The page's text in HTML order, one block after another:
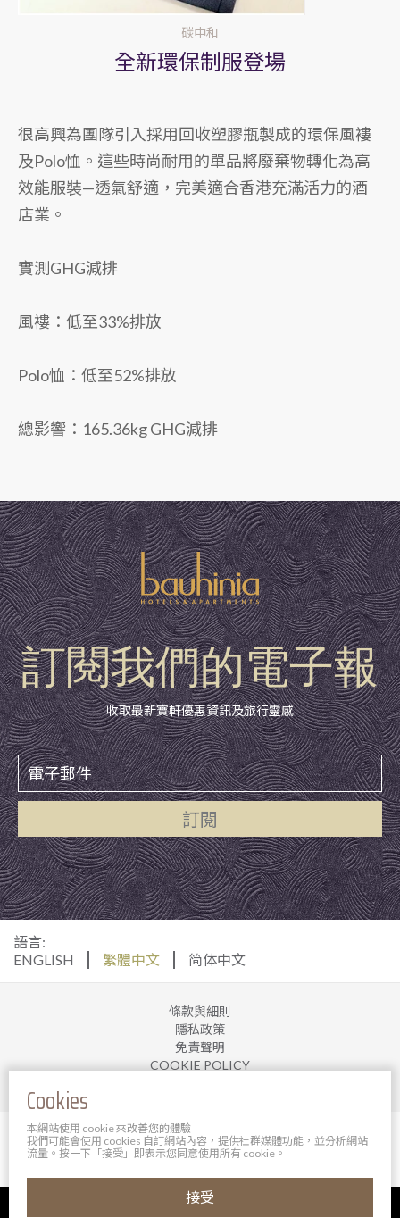
Cookies
本網站使用 cookie 來改善您的體驗
我們可能會使用 cookies 自訂網站內容，提供社群媒體功能，並分析網站
流量。按一下「接受」即表示您同意使用所有 cookie。
接受
碳中和
全新環保制服登場
很高興為團隊引入採用回收塑膠瓶製成的環保風褸
及Polo恤。這些時尚耐用的單品將廢棄物轉化為高
效能服裝—透氣舒適，完美適合香港充滿活力的酒
店業。
實測GHG減排
風褸：低至33%排放
Polo恤：低至52%排放
總影響：165.36kg GHG減排
訂閱我們的電子報
收取最新寶軒優惠資訊及旅行靈感
訂閱
語言:
ENGLISH
繁體中文 简体中文
條款與細則
隱私政策
免責聲明
COOKIE POLICY
© 2025 寶軒酒店管理有限公司。 版權所有。
Powered By Bigazines